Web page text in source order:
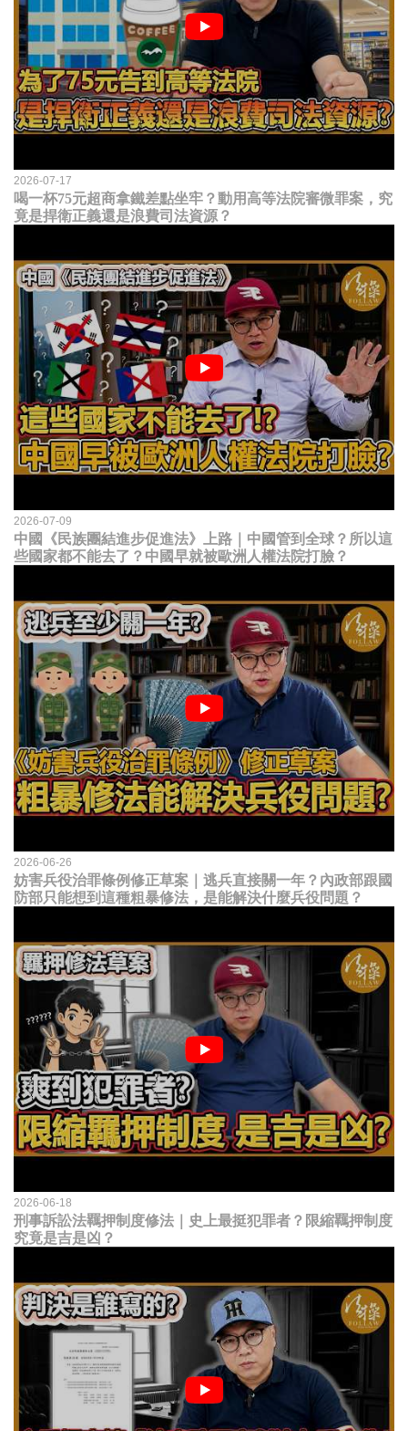
2026-07-17
喝一杯75元超商拿鐵差點坐牢？動用高等法院審微罪案，究
竟是捍衛正義還是浪費司法資源？
2026-07-09
中國《民族團結進步促進法》上路｜中國管到全球？所以這
些國家都不能去了？中國早就被歐洲人權法院打臉？
2026-06-26
妨害兵役治罪條例修正草案｜逃兵直接關一年？內政部跟國
防部只能想到這種粗暴修法，是能解決什麼兵役問題？
2026-06-18
刑事訴訟法羈押制度修法｜史上最挺犯罪者？限縮羈押制度
究竟是吉是凶？